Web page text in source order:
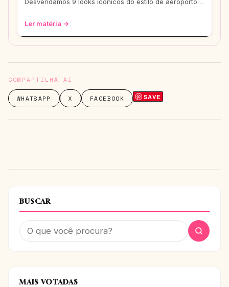
Ler matéria →
COMPARTILHA AI
WHATSAPP X FACEBOOK SAVE
BUSCAR
MAIS VOTADAS